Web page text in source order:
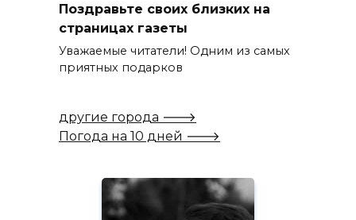
Поздравьте своих близких на
страницах газеты
Уважаемые читатели! Одним из самых
приятных подарков
другие города 🡒
Погода на 10 дней 🡒